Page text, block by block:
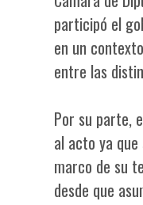
participó el
en un
entre las
Por su parte,
al acto ya
marco de su
desde que